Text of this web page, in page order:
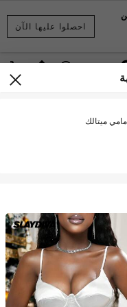
احصلوا عليها الآن